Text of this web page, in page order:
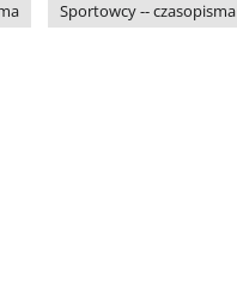
Sportowcy -- czasopisma